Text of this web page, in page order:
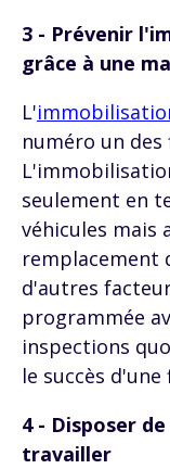
3 - Prévenir
grâce à une
L'
numéro un
seulement en
véhicules mais
remplacement
d'autres
programmée
inspections
le succès
4 - Disposer
travailler